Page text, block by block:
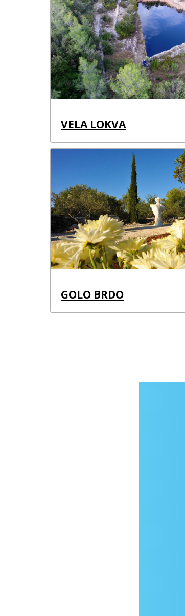
VELA LOKVA
GOLO BRDO